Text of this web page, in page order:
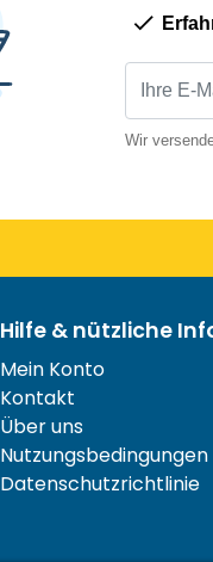
Wir
Hilfe & nützliche
Mein Konto
Kontakt
Über uns
Nutzungsbedingungen
Datenschutzrichtlinie